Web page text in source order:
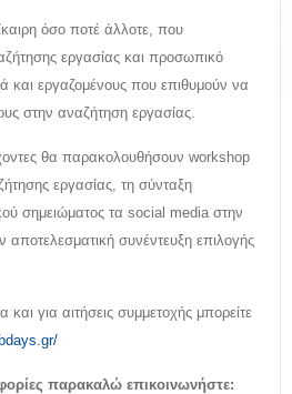
όσο ποτέ άλλοτε, που
εργασίας και προσωπικό
και εργαζομένους που επιθυμούν να
στην αναζήτηση εργασίας.
θα παρακολουθήσουν workshop
εργασίας, τη σύνταξη
σημειώματος τα social media στην
αποτελεσματική συνέντευξη επιλογής
για αιτήσεις συμμετοχής μπορείτε
παρακαλώ επικοινωνήστε: